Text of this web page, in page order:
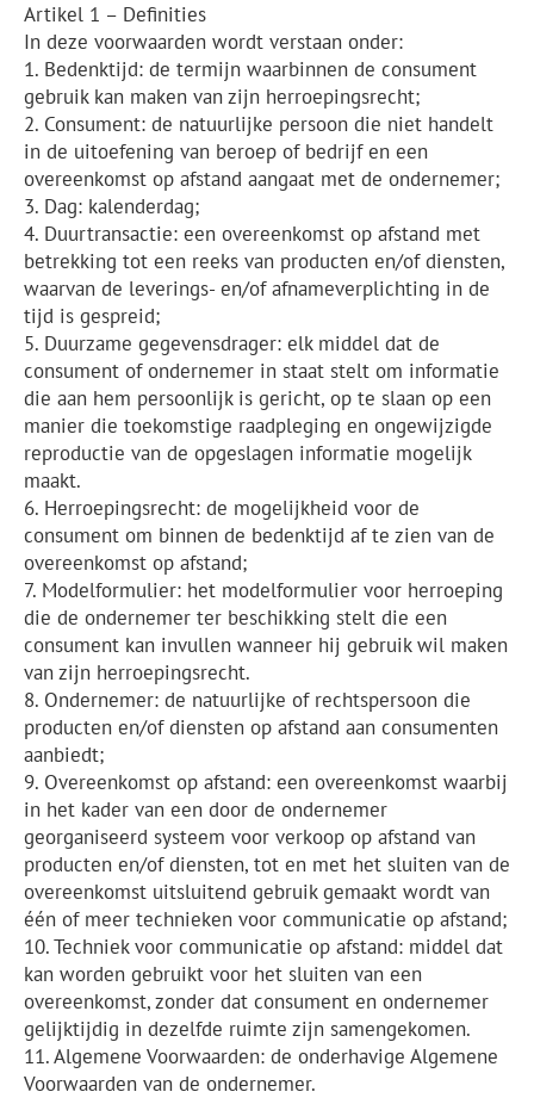
Artikel 1 – Definities
In deze voorwaarden wordt verstaan onder:
1. Bedenktijd: de termijn waarbinnen de consument
gebruik kan maken van zijn herroepingsrecht;
2. Consument: de natuurlijke persoon die niet handelt
in de uitoefening van beroep of bedrijf en een
overeenkomst op afstand aangaat met de ondernemer;
3. Dag: kalenderdag;
4. Duurtransactie: een overeenkomst op afstand met
betrekking tot een reeks van producten en/of diensten,
waarvan de leverings- en/of afnameverplichting in de
tijd is gespreid;
5. Duurzame gegevensdrager: elk middel dat de
consument of ondernemer in staat stelt om informatie
die aan hem persoonlijk is gericht, op te slaan op een
manier die toekomstige raadpleging en ongewijzigde
reproductie van de opgeslagen informatie mogelijk
maakt.
6. Herroepingsrecht: de mogelijkheid voor de
consument om binnen de bedenktijd af te zien van de
overeenkomst op afstand;
7. Modelformulier: het modelformulier voor herroeping
die de ondernemer ter beschikking stelt die een
consument kan invullen wanneer hij gebruik wil maken
van zijn herroepingsrecht.
8. Ondernemer: de natuurlijke of rechtspersoon die
producten en/of diensten op afstand aan consumenten
aanbiedt;
9. Overeenkomst op afstand: een overeenkomst waarbij
in het kader van een door de ondernemer
georganiseerd systeem voor verkoop op afstand van
producten en/of diensten, tot en met het sluiten van de
overeenkomst uitsluitend gebruik gemaakt wordt van
één of meer technieken voor communicatie op afstand;
10. Techniek voor communicatie op afstand: middel dat
kan worden gebruikt voor het sluiten van een
overeenkomst, zonder dat consument en ondernemer
gelijktijdig in dezelfde ruimte zijn samengekomen.
11. Algemene Voorwaarden: de onderhavige Algemene
Voorwaarden van de ondernemer.